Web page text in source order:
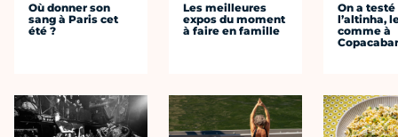
Où donner son
sang à Paris cet
été ?
Les meilleures
expos du moment
à faire en famille
On a testé
l’altinha,
comme à